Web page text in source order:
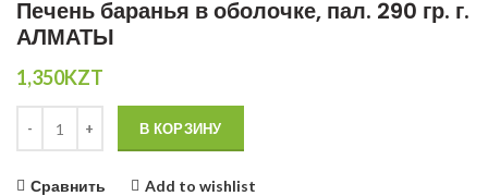
Печень баранья в оболочке, пал. 290 гр. г.
АЛМАТЫ
1,350KZT
В КОРЗИНУ
Сравнить Add to wishlist